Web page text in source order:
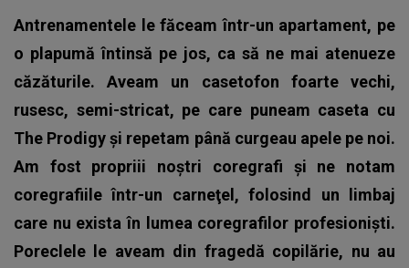
Antrenamentele le făceam într-un apartament, pe
o plapumă întinsă pe jos, ca să ne mai atenueze
căzăturile. Aveam un casetofon foarte vechi,
rusesc, semi-stricat, pe care puneam caseta cu
The Prodigy şi repetam până curgeau apele pe noi.
Am fost propriii noştri coregrafi şi ne notam
coregrafiile într-un carneţel, folosind un limbaj
care nu exista în lumea coregrafilor profesionişti.
Poreclele le aveam din fragedă copilărie, nu au